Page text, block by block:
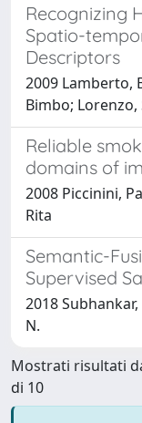
Recognizing
Spatio-
Descriptors
2009 Lamberto,
Bimbo;
Reliable
domains of
2008 Piccinini,
Rita
Semantic-
Supervised
2018 Subhankar,
N.
Mostrati risultati
di 10